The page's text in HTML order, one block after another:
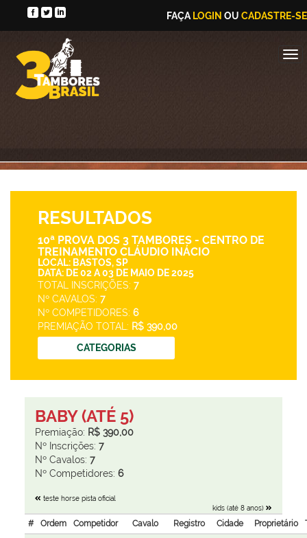
FAÇA LOGIN OU CADASTRE-SE
RESULTADOS
10ª PROVA DOS 3 TAMBORES - CENTRO DE
TREINAMENTO CLÁUDIO INÁCIO
LOCAL: BASTOS, SP
DATA: DE 02 A 03 DE MAIO DE 2025
TOTAL INSCRIÇÕES: 7
Nº CAVALOS: 7
Nº COMPETIDORES: 6
PREMIAÇÃO TOTAL: R$ 390,00
CATEGORIAS
BABY (ATÉ 5)
Premiação: R$ 390,00
Nº Inscrições: 7
Nº Cavalos: 7
Nº Competidores: 6
teste horse pista oficial
kids (até 8 anos)
# Ordem Competidor Cavalo Registro Cidade Proprietário